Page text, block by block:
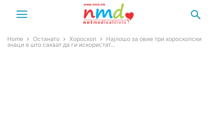
Home Останато Хороскоп
Најлошо за овие три хороскопски
знаци е што сакаат да ги искористат...